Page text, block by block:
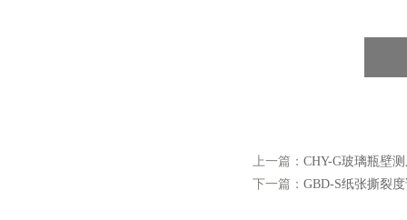
上一篇： CHY-G玻璃瓶壁
下一篇： GBD-S纸张撕裂